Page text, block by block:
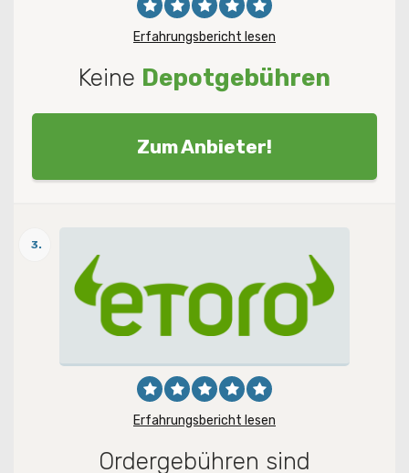
Erfahrungsbericht lesen
Keine Depotgebühren
Zum Anbieter!
3.
Erfahrungsbericht lesen
Ordergebühren sind